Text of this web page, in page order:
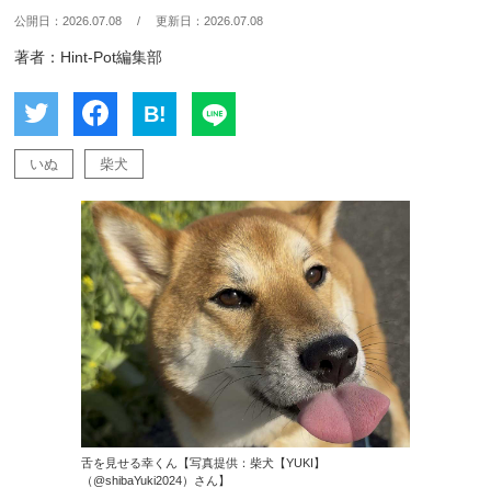
公開日：2026.07.08 / 更新日：2026.07.08
著者：Hint-Pot編集部
B!
いぬ 柴犬
舌を見せる幸くん【写真提供：柴犬【YUKI】
（@shibaYuki2024）さん】